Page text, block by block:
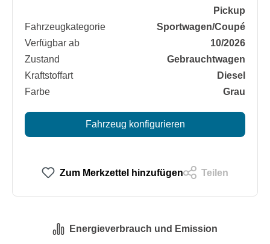
Pickup
Fahrzeugkategorie
Sportwagen/​Coupé
Verfügbar ab
10/2026
Zustand
Gebrauchtwagen
Kraftstoffart
Diesel
Farbe
Grau
Fahrzeug konfigurieren
Zum Merkzettel hinzufügen Teilen
Energieverbrauch und Emission